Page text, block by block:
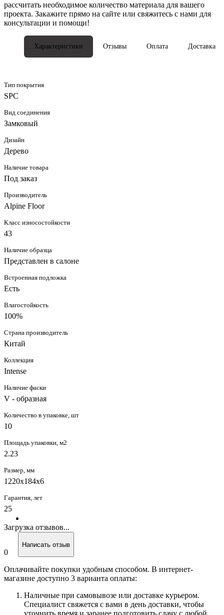
рассчитать необходимое количество материала для вашего
проекта. Закажите прямо на сайте или свяжитесь с нами для
консультации и помощи!
Характеристики Отзывы Оплата Доставка
Тип покрытия
SPC
Вид соединения
Замковый
Дизайн
Дерево
Наличие товара
Под заказ
Производитель
Alpine Floor
Класс износостойкости
43
Наличие образца
Представлен в салоне
Встроенная подложка
Есть
Влагостойкость
100%
Страна производитель
Китай
Коллекция
Intense
Наличие фаски
V - образная
Количество в упаковке, шт
10
Площадь упаковки, м2
2.23
Размер, мм
1220х184х6
Гарантия, лет
25
Загрузка отзывов...
0
Написать отзыв
Оплачивайте покупки удобным способом. В интернет-
магазине доступно 3 варианта оплаты:
Наличные при самовывозе или доставке курьером.
Специалист свяжется с вами в день доставки, чтобы